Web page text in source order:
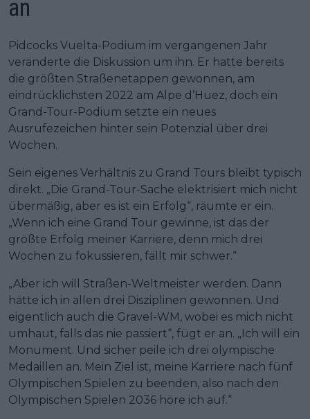
an
Pidcocks Vuelta-Podium im vergangenen Jahr
veränderte die Diskussion um ihn. Er hatte bereits
die größten Straßenetappen gewonnen, am
eindrücklichsten 2022 am Alpe d’Huez, doch ein
Grand-Tour-Podium setzte ein neues
Ausrufezeichen hinter sein Potenzial über drei
Wochen.
Sein eigenes Verhältnis zu Grand Tours bleibt typisch
direkt. „Die Grand-Tour-Sache elektrisiert mich nicht
übermäßig, aber es ist ein Erfolg“, räumte er ein.
„Wenn ich eine Grand Tour gewinne, ist das der
größte Erfolg meiner Karriere, denn mich drei
Wochen zu fokussieren, fällt mir schwer.“
„Aber ich will Straßen-Weltmeister werden. Dann
hätte ich in allen drei Disziplinen gewonnen. Und
eigentlich auch die Gravel-WM, wobei es mich nicht
umhaut, falls das nie passiert“, fügt er an. „Ich will ein
Monument. Und sicher peile ich drei olympische
Medaillen an. Mein Ziel ist, meine Karriere nach fünf
Olympischen Spielen zu beenden, also nach den
Olympischen Spielen 2036 höre ich auf.“